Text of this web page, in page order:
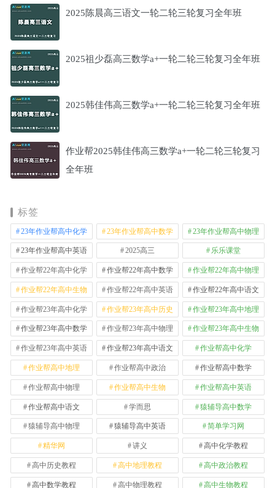
2025陈晨高三语文一轮二轮三轮复习全年班
2025祖少磊高三数学a+一轮二轮三轮复习全年班
2025韩佳伟高三数学a+一轮二轮三轮复习全年班
作业帮2025韩佳伟高三数学a+一轮二轮三轮复习
全年班
标签
23年作业帮高中化学 23年作业帮高中数学 23年作业帮高中物理
23年作业帮高中英语 2025高三 乐乐课堂
作业帮22年高中化学 作业帮22年高中数学 作业帮22年高中物理
作业帮22年高中生物 作业帮22年高中英语 作业帮22年高中语文
作业帮23年高中化学 作业帮23年高中历史 作业帮23年高中地理
作业帮23年高中数学 作业帮23年高中物理 作业帮23年高中生物
作业帮23年高中英语 作业帮23年高中语文 作业帮高中化学
作业帮高中地理 作业帮高中政治 作业帮高中数学
作业帮高中物理 作业帮高中生物 作业帮高中英语
作业帮高中语文 学而思 猿辅导高中数学
猿辅导高中物理 猿辅导高中英语 简单学习网
精华网 讲义 高中化学教程
高中历史教程 高中地理教程 高中政治教程
高中数学教程 高中物理教程 高中生物教程